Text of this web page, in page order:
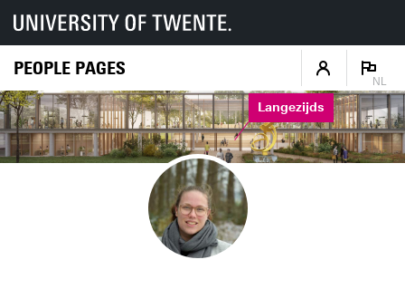
PEOPLE PAGES
NL
Langezijds